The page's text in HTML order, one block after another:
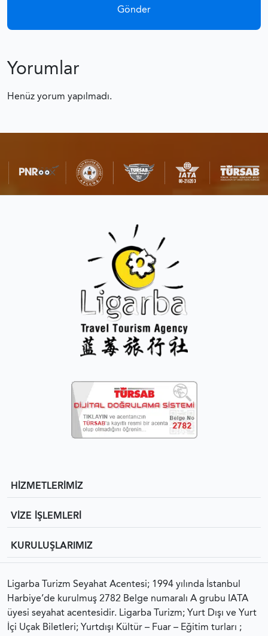
Yorumlar
Henüz yorum yapılmadı.
HİZMETLERİMİZ
VİZE İŞLEMLERİ
KURULUŞLARIMIZ
Ligarba Turizm Seyahat Acentesi; 1994 yılında İstanbul
Harbiye’de kurulmuş 2782 Belge numaralı A grubu IATA
üyesi seyahat acentesidir. Ligarba Turizm; Yurt Dışı ve Yurt
İçi Uçak Biletleri; Yurtdışı Kültür – Fuar – Eğitim turları ;